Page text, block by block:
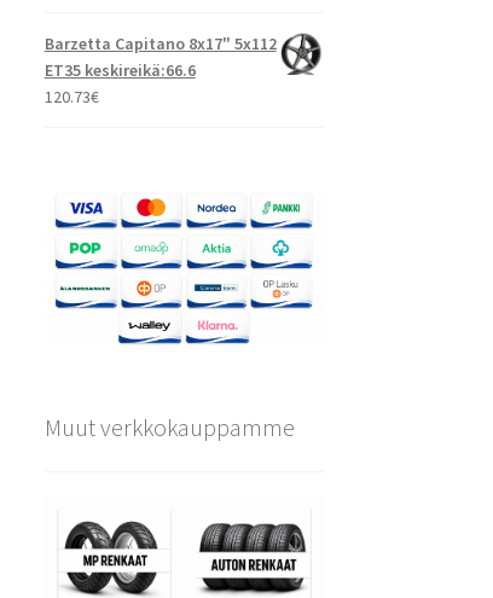
Barzetta Capitano 8x17" 5x112
ET35 keskireikä:66.6
120.73€
Muut verkkokauppamme